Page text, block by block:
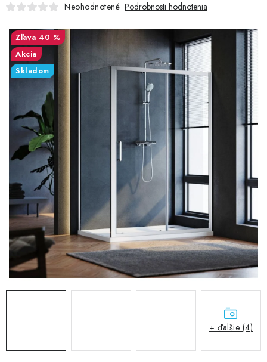
DOPLNKY
SANITA
VÝPREDAJ
PRÍSLUŠENSTVO K SPRCHOVÝM KÚTOM A
NÁHRADNÉ DIELY
Doprava a Platby
Obchodné podmienky
Reklamačný poriadok
Blog
Ochrana osobných údajov GDPR
Kontakty
Predajňa Nitra
Formulár na vrátenie tovaru
Neohodnotené Podrobnosti hodnotenia
40 %
Akcia
Skladom
+ ďalšie (4)